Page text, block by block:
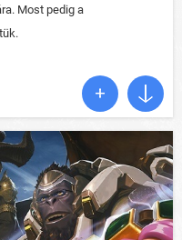
Most pedig a